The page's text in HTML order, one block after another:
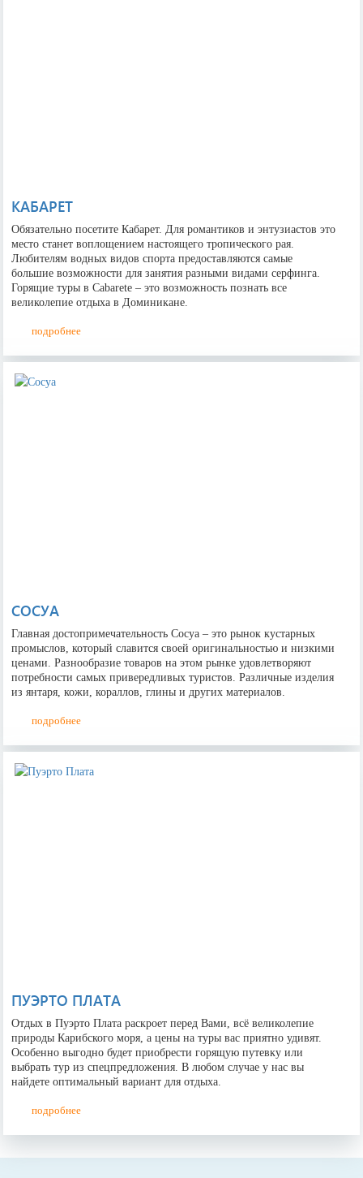
КАБАРЕТ
Обязательно посетите Кабарет. Для романтиков и энтузиастов это
место станет воплощением настоящего тропического рая.
Любителям водных видов спорта предоставляются самые
большие возможности для занятия разными видами серфинга.
Горящие туры в Cabarete – это возможность познать все
великолепие отдыха в Доминикане.
подробнее
СОСУА
Главная достопримечательность Сосуа – это рынок кустарных
промыслов, который славится своей оригинальностью и низкими
ценами. Разнообразие товаров на этом рынке удовлетворяют
потребности самых привередливых туристов. Различные изделия
из янтаря, кожи, кораллов, глины и других материалов.
подробнее
ПУЭРТО ПЛАТА
Отдых в Пуэрто Плата раскроет перед Вами, всё великолепие
природы Карибского моря, а цены на туры вас приятно удивят.
Особенно выгодно будет приобрести горящую путевку или
выбрать тур из спецпредложения. В любом случае у нас вы
найдете оптимальный вариант для отдыха.
подробнее
Имя
Дата Заезда
Дата выезда
Я согласен на
данных
конфиденциальностиООО "Куформ" и
условиямиПолитики конфиденциальности
ООО "АГЕНТСТВО ПУТЕШЕСТВИЙ "ВОКРУГ
СВЕТА"